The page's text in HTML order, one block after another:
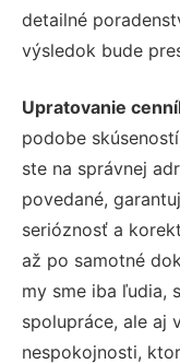
detailné
výsledok bude
Upratovanie
podobe
ste na správnej
povedané,
serióznosť a
až po samotné
my sme iba ľudia,
spolupráce, ale aj
nespokojnosti,